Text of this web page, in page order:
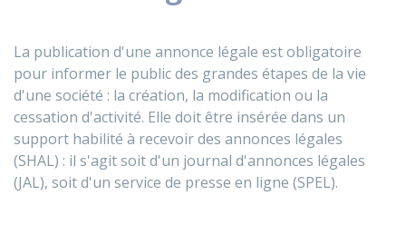
La publication d'une annonce légale est obligatoire
pour informer le public des grandes étapes de la vie
d'une société : la création, la modification ou la
cessation d'activité. Elle doit être insérée dans un
support habilité à recevoir des annonces légales
(SHAL) : il s'agit soit d'un journal d'annonces légales
(JAL), soit d'un service de presse en ligne (SPEL).